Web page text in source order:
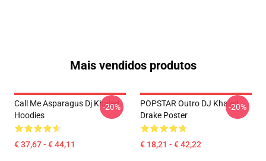
Mais vendidos produtos
Call Me Asparagus Dj Khaled
Hoodies
€ 37,67 - € 44,11
-20%
POPSTAR Outro DJ Khaled
Drake Poster
€ 18,21 - € 42,22
-20%